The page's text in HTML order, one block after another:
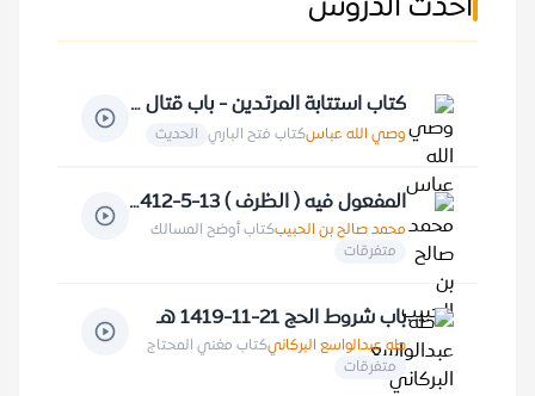
كتاب استتابة المرتدين - باب قتال المعاندين 12-4-1430 هـ
وصي الله عباسكتاب فتح الباري الحديث
المفعول فيه ( الظرف ) 13-5-1412 هـ
محمد صالح بن الحبيبكتاب أوضح المسالك
متفرقات
باب شروط الحج 21-11-1419 هـ
طه عبدالواسع البركانيكتاب مغني المحتاج
متفرقات